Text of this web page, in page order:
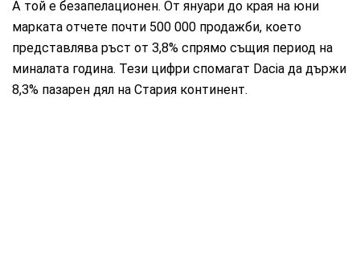
А той е безапелационен. От януари до края на юни
марката отчете почти 500 000 продажби, което
представлява ръст от 3,8% спрямо същия период на
миналата година. Тези цифри спомагат Dacia да държи
8,3% пазарен дял на Стария континент.